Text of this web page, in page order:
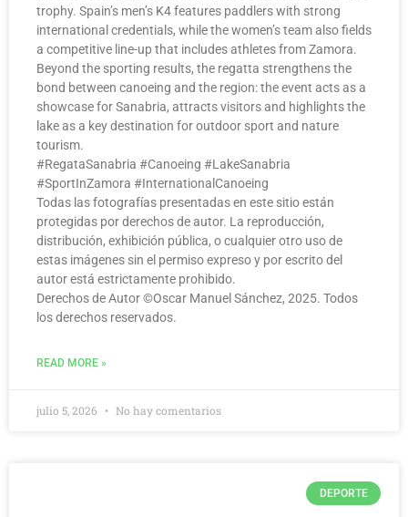
trophy. Spain’s men’s K4 features paddlers with strong
international credentials, while the women’s team also fields
a competitive line-up that includes athletes from Zamora.
Beyond the sporting results, the regatta strengthens the
bond between canoeing and the region: the event acts as a
showcase for Sanabria, attracts visitors and highlights the
lake as a key destination for outdoor sport and nature
tourism.
#RegataSanabria #Canoeing #LakeSanabria
#SportInZamora #InternationalCanoeing
Todas las fotografías presentadas en este sitio están
protegidas por derechos de autor. La reproducción,
distribución, exhibición pública, o cualquier otro uso de
estas imágenes sin el permiso expreso y por escrito del
autor está estrictamente prohibido.
Derechos de Autor ©️Oscar Manuel Sánchez, 2025. Todos
los derechos reservados.
READ MORE »
julio 5, 2026 No hay comentarios
DEPORTE